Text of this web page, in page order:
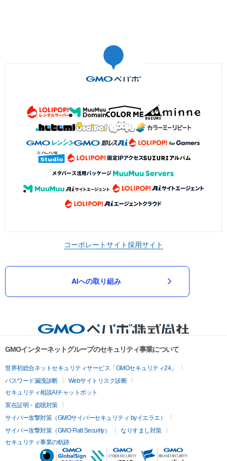
コーポレートサイト採用サイト
AIへの取り組み
GMOインターネットグループのセキュリティ事業について
世界初総合ネットセキュリティサービス「GMOセキュリティ24」
パスワード漏洩診断
Webサイトリスク診断
セキュリティ相談AIチャットボット
実在証明・盗聴対策
サイバー攻撃対策（GMOサイバーセキュリティ byイエラエ）
サイバー攻撃対策（GMO Flatt Security）
なりすまし対策
セキュリティ事業の軌跡